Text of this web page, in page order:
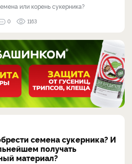
или корень сукерника?
0 1163
семена сукерника? И
получать
материал?